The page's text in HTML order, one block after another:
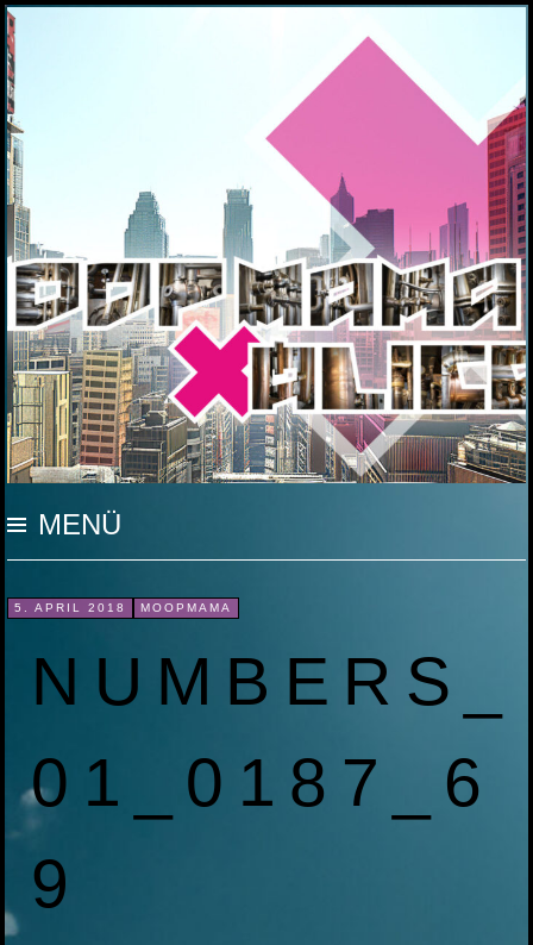
MOOP MAMA
MENÜ
INHALT
SPRINGEN
5. APRIL 2018 MOOPMAMA
NUMBERS_
01_0187_6
9